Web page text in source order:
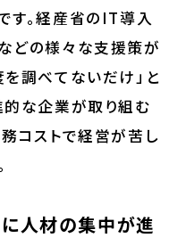
す。経産省のIT導入
どの様々な支援策が
調べてないだけ」と
的な企業が取り組む
コストで経営が苦し
人材の集中が進